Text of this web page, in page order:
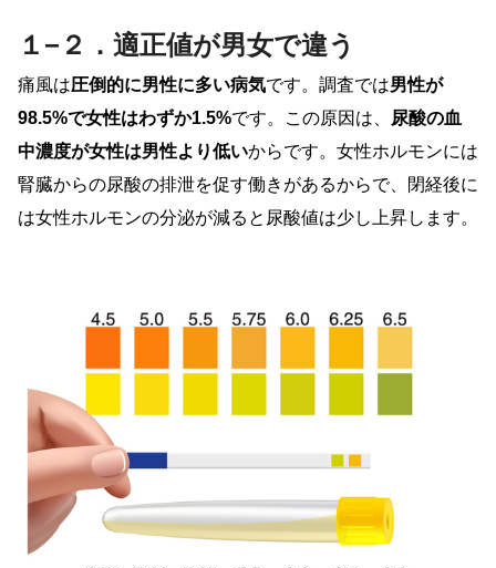
１−２．適正値が男女で違う
痛風は圧倒的に男性に多い病気です。調査では男性が
98.5%で女性はわずか1.5%です。この原因は、 尿酸の血
中濃度が女性は男性より低いからです。 女性ホルモンには
腎臓からの尿酸の排泄を促す働きがあるからで、閉経後に
は女性ホルモンの分泌が減ると尿酸値は少し上昇します。